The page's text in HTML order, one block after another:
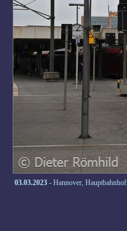
03.03.2023 - Hannover, Hauptbahnhof